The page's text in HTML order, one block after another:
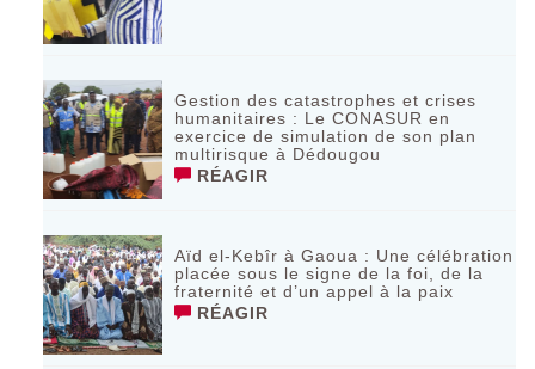
Gestion des catastrophes et crises
humanitaires : Le CONASUR en
exercice de simulation de son plan
multirisque à Dédougou
RÉAGIR
Aïd el-Kebîr à Gaoua : Une célébration
placée sous le signe de la foi, de la
fraternité et d’un appel à la paix
RÉAGIR